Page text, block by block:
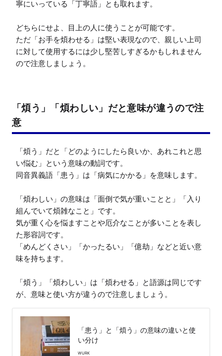
寧にいっている「丁寧語」とも取れます。
どちらにせよ、目上の人に使うことが可能です。
ただ「お手を煩わせる」は堅い表現なので、親しい上司
に対して使用するには少し堅苦しすぎるかもしれません
ので注意しましょう。
「煩う」「煩わしい」だと意味が違うので注
意
「煩う」だと「どのようにしたら良いか、あれこれと思
い悩む」という意味の動詞です。
同音異義語「患う」は「病気にかかる」を意味します。
「煩わしい」の意味は「面倒で気が重いことと」「入り
組んでいて煩雑なこと」です。
気が重く心を悩ますことや厄介なことが多いことを表し
た形容詞です。
「めんどくさい」「かったるい」「億劫」などと近い意
味を持ちます。
「煩う」「煩わしい」は「煩わせる」と語源は同じです
が、意味と使い方が違うので注意しましょう。
「患う」と「煩う」の意味の違いと使
い分け
WURK